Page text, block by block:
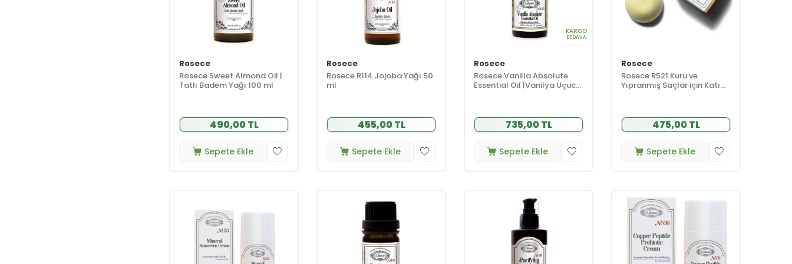
Rosece
Rosece Sweet Almond Oil |
Tatlı Badem Yağı 100 ml
490,00 TL
Sepete Ekle
Rosece
Rosece R114 Jojoba Yağı 50
ml
455,00 TL
Sepete Ekle
KARGO
BEDAVA
Rosece
Rosece Vanilla Absolute
Essential Oil |Vanilya Uçucu
735,00 TL
Sepete Ekle
Rosece
Rosece R521 Kuru ve
Yıpranmış Saçlar için Katı
475,00 TL
Sepete Ekle